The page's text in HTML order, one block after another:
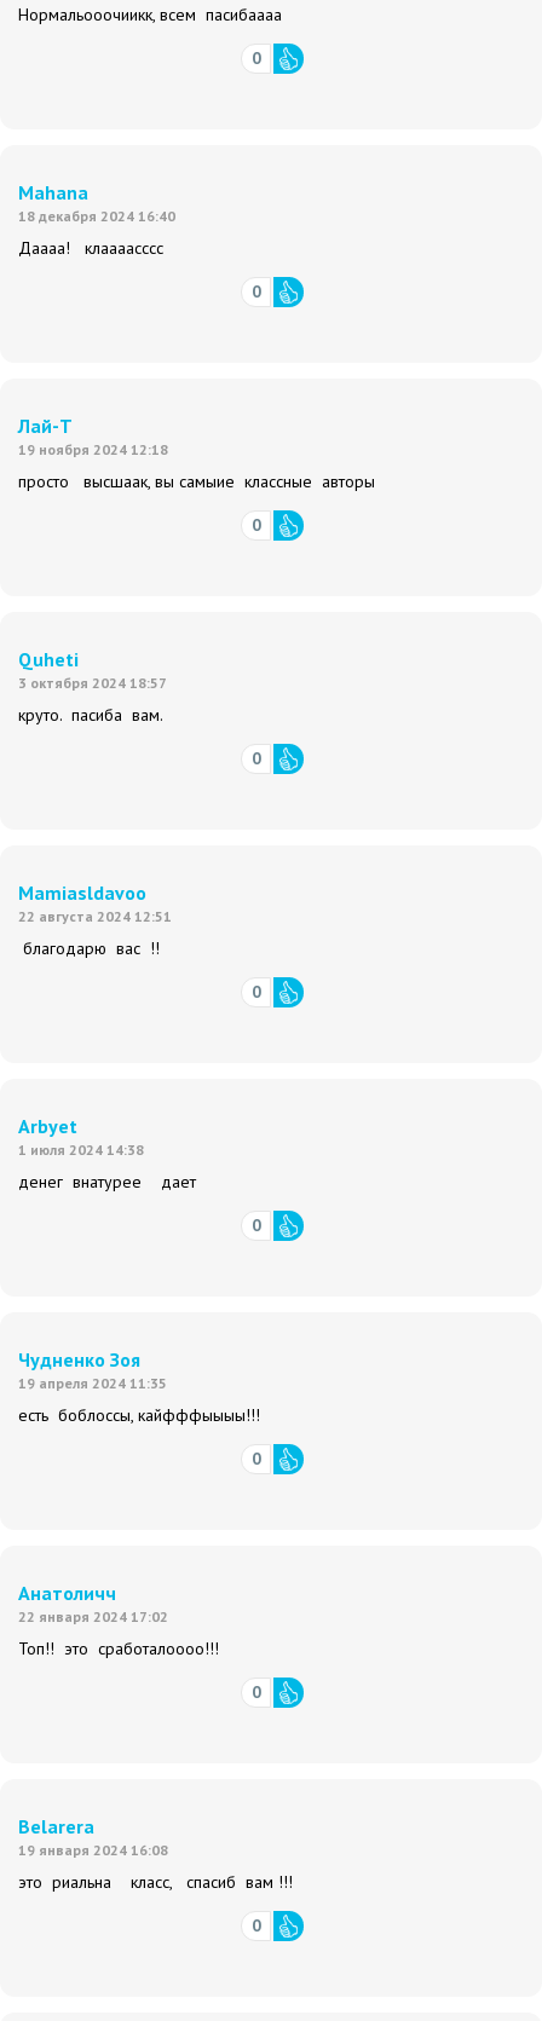
Нормальооочиикк, всем пасибаааа
0
Mahana
18 декабря 2024 16:40
Даааа! клаааасссс
0
Лай-Т
19 ноября 2024 12:18
просто высшаак, вы самыие классные авторы
0
Quheti
3 октября 2024 18:57
круто. пасиба вам.
0
Mamiasldavоо
22 августа 2024 12:51
благодарю вас !!
0
Arbyet
1 июля 2024 14:38
денег внатурее дает
0
Чудненко Зоя
19 апреля 2024 11:35
есть боблоссы, кайфффыыыы!!!
0
Анатоличч
22 января 2024 17:02
Топ!! это сработалоооо!!!
0
Belarerа
19 января 2024 16:08
это риальна класс, спасиб вам !!!
0